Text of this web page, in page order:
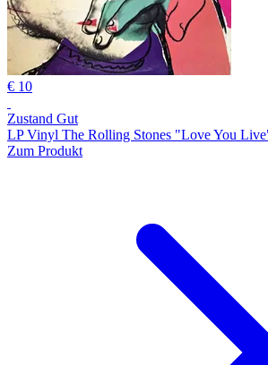
€ 10
Zustand Gut
LP Vinyl The Rolling Stones "Love You
Zum Produkt